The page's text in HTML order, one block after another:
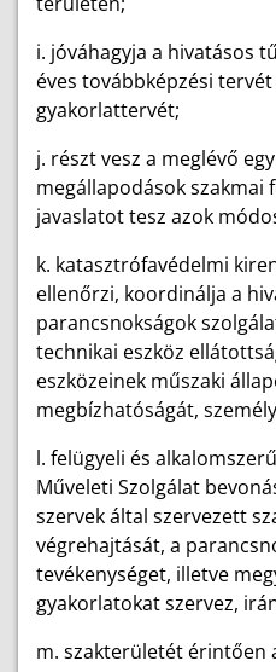
i. jóváhagyja a hivatásos
éves továbbképzési
gyakorlattervét;
j. részt vesz a meglévő
megállapodások szakmai
javaslatot tesz azok
k. katasztrófavédelmi
ellenőrzi, koordinálja a
parancsnokságok
technikai eszköz
eszközeinek műszaki
megbízhatóságát,
l. felügyeli és
Műveleti Szolgálat
szervek által szervezett
végrehajtását, a
tevékenységet, illetve
gyakorlatokat szervez,
m. szakterületét érintően